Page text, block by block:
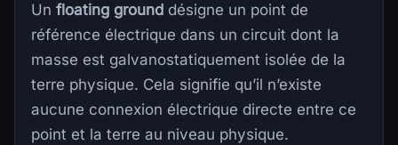
Un floating ground désigne un point de
référence électrique dans un circuit dont la
masse est galvanostatiquement isolée de la
terre physique. Cela signifie qu’il n’existe
aucune connexion électrique directe entre ce
point et la terre au niveau physique.